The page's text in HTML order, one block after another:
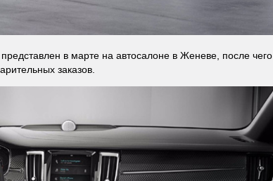
в марте на автосалоне в Женеве, после чего
заказов.